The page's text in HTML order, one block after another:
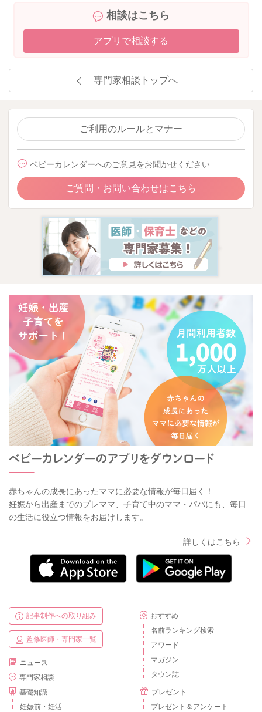
相談はこちら
アプリで相談する
専門家相談トップへ
ご利用のルールとマナー
ベビーカレンダーへのご意見をお聞かせください
ご質問・お問い合わせはこちら
赤ちゃんの成長にあったママに必要な情報が毎日届く！
妊娠から出産までのプレママ、子育て中のママ・パパにも、毎日
の生活に役立つ情報をお届けします。
詳しくはこちら
記事制作への取り組み
監修医師・専門家一覧
ニュース
専門家相談
基礎知識
妊娠前・妊活
おすすめ
名前ランキング検索
アワード
マガジン
タウン誌
プレゼント
プレゼント＆アンケート